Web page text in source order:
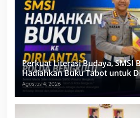
Perkuat Literasi Budaya, SMSI
Hadiahkan Buku Tabot untuk
Agustus 4, 2026